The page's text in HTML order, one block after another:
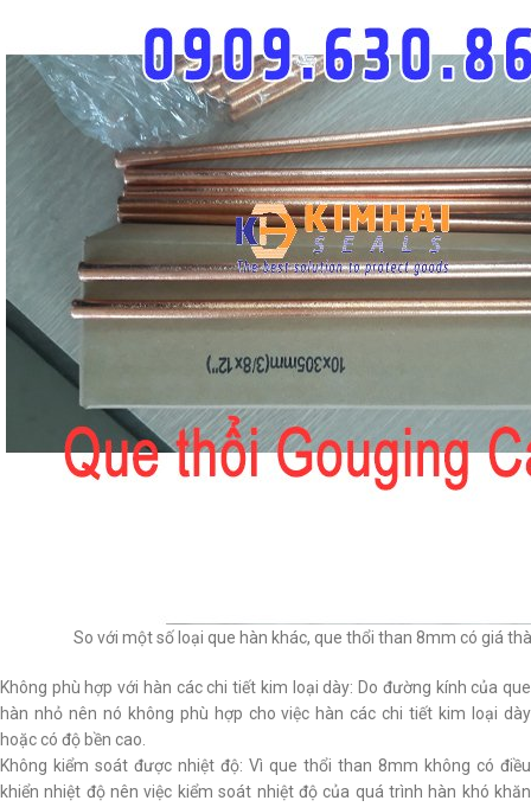
So với một số loại que hàn khác, que thổi than 8mm có giá
Không phù hợp với hàn các chi tiết kim loại dày: Do đường kính của que
hàn nhỏ nên nó không phù hợp cho việc hàn các chi tiết kim loại dày
hoặc có độ bền cao.
Không kiểm soát được nhiệt độ: Vì que thổi than 8mm không có điều
khiển nhiệt độ nên việc kiểm soát nhiệt độ của quá trình hàn khó khăn